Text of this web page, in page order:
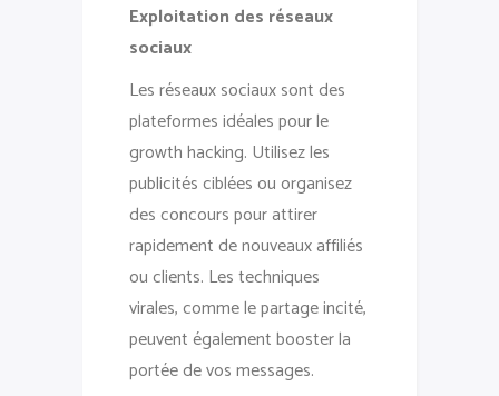
Exploitation des réseaux
sociaux
Les réseaux sociaux sont des
plateformes idéales pour le
growth hacking. Utilisez les
publicités ciblées ou organisez
des concours pour attirer
rapidement de nouveaux affiliés
ou clients. Les techniques
virales, comme le partage incité,
peuvent également booster la
portée de vos messages.